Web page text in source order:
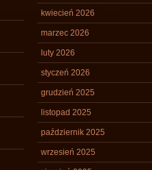
kwiecień 2026
marzec 2026
luty 2026
styczeń 2026
grudzień 2025
listopad 2025
październik 2025
wrzesień 2025